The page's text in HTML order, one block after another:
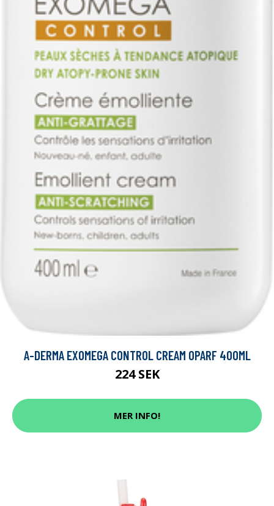
A-DERMA EXOMEGA CONTROL CREAM OPARF 400ML
224 SEK
MER INFO!